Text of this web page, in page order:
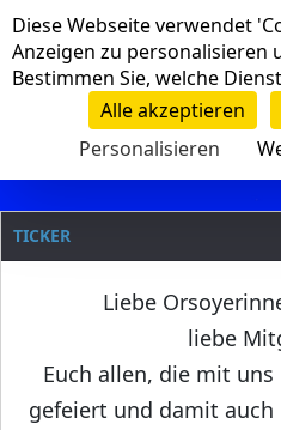
Navigation
Clanname
TICKER
Liebe
liebe
Euch allen, die mit
gefeiert und damit auch
Cookie-Einstellungen
Diese Webseite verwendet
Anzeigen zu personalisieren
Bestimmen Sie, welche
Alle akzeptieren
Personalisieren